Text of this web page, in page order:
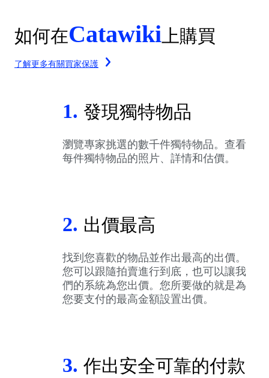
如何在Catawiki 上購買
了解更多有關買家保護
1. 發現獨特物品
瀏覽專家挑選的數千件獨特物品。查看
每件獨特物品的照片、詳情和估價。
2. 出價最高
找到您喜歡的物品並作出最高的出價。
您可以跟隨拍賣進行到底，也可以讓我
們的系統為您出價。您所要做的就是為
您要支付的最高金額設置出價。
3. 作出安全可靠的付款